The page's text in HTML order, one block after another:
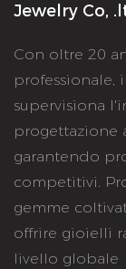
Jewelry Co,
Con oltre 20
professionale,
supervisiona
progettazione
garantendo
competitivi.
gemme
offrire gioielli
livello globale